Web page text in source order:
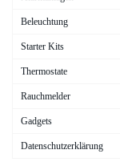
Beleuchtung
Starter Kits
Thermostate
Rauchmelder
Gadgets
Datenschutzerklärung